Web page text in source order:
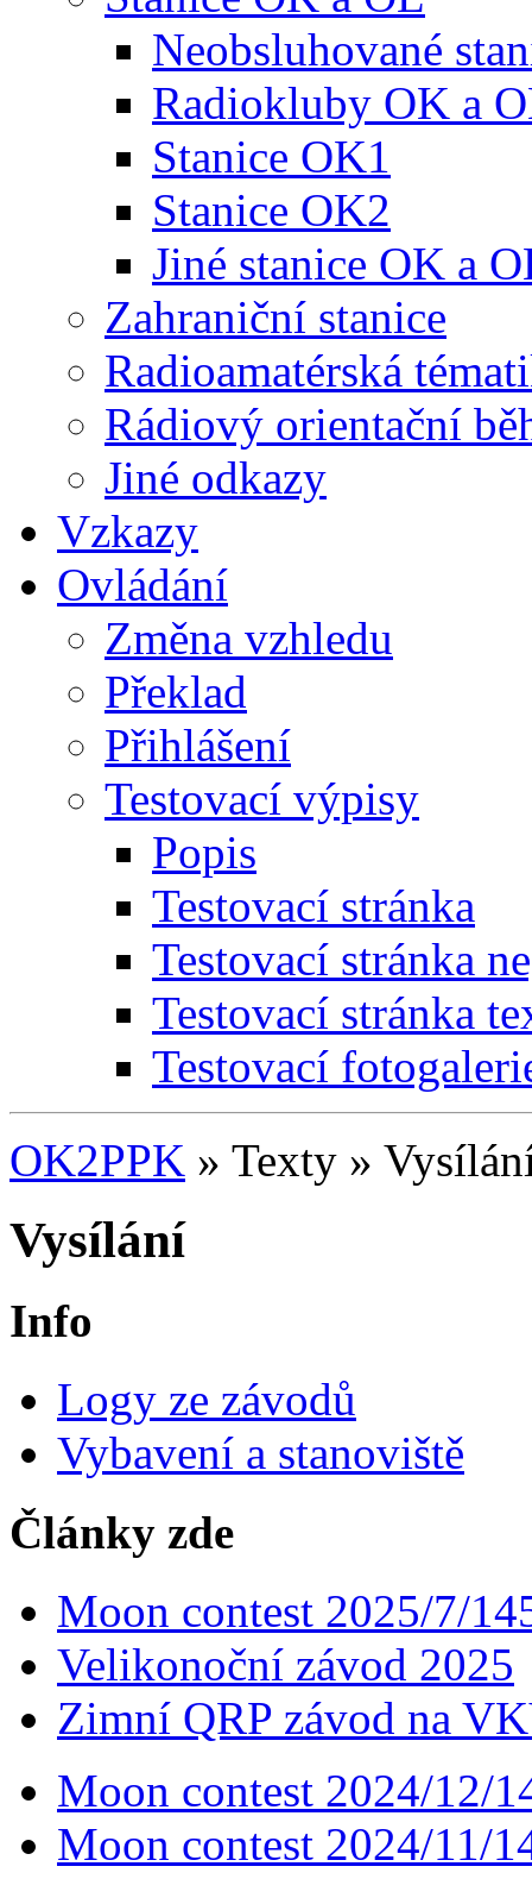
Neobsluhované
Radiokluby OK a
Stanice OK1
Stanice OK2
Jiné stanice OK a
Zahraniční stanice
Radioamatérská
Rádiový orientační
Jiné odkazy
Vzkazy
Ovládání
Změna vzhledu
Překlad
Přihlášení
Testovací výpisy
Popis
Testovací stránka
Testovací stránka
Testovací stránka
Testovací
OK2PPK » Texty »
Vysílání
Info
Logy ze závodů
Vybavení a stanoviště
Články zde
Moon contest 2025/7/
Velikonoční závod 2025
Zimní QRP závod na
Moon contest 2024/12/
Moon contest 2024/11/